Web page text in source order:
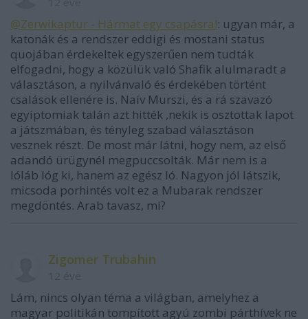
@Zerwikaptur - Hármat egy csapásra!: ugyan már, a
katonák és a rendszer eddigi és mostani status
quojában érdekeltek egyszerűen nem tudták
elfogadni, hogy a közülük való Shafik alulmaradt a
választáson, a nyilvánvaló és érdekében történt
csalások ellenére is. Naív Murszi, és a rá szavazó
egyiptomiak talán azt hitték ,nekik is osztottak lapot
a játszmában, és tényleg szabad választáson
vesznek részt. De most már látni, hogy nem, az első
adandó ürügynél megpuccsolták. Már nem is a
lóláb lóg ki, hanem az egész ló. Nagyon jól látszik,
micsoda porhintés volt ez a Mubarak rendszer
megdöntés. Arab tavasz, mi?
Zigomer Trubahin
Lám, nincs olyan téma a világban, amelyhez a
magyar politikán tompított agyú zombi párthívek ne